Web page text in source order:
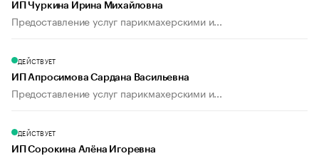
ИП Чуркина Ирина Михайловна
Предоставление услуг парикмахерскими и...
ДЕЙСТВУЕТ
ИП Апросимова Сардана Васильевна
Предоставление услуг парикмахерскими и...
ДЕЙСТВУЕТ
ИП Сорокина Алёна Игоревна